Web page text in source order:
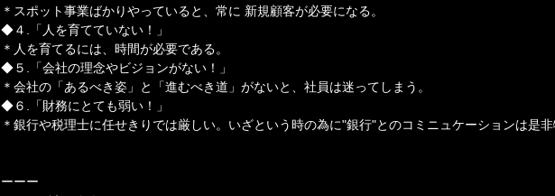
＊スポット事業ばかりやっていると、常に 新規顧客が必要になる。
◆４.「人を育てていない！」
＊人を育てるには、時間が必要である。
◆５.「会社の理念やビジョンがない！」
＊会社の「あるべき姿」と「進むべき道」がないと、社員は迷ってしまう。
◆６.「財務にとても弱い！」
＊銀行や税理士に任せきりでは厳しい。いざという時の為に"銀行"とのコミニュケーションは是
ーーー